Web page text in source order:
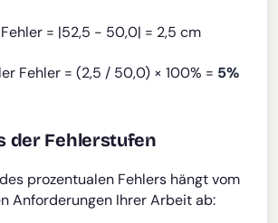
= |52,5 - 50,0| = 2,5 cm
Fehler = (2,5 / 50,0) × 100% = 5%
der Fehlerstufen
prozentualen Fehlers hängt vom
Anforderungen Ihrer Arbeit ab: